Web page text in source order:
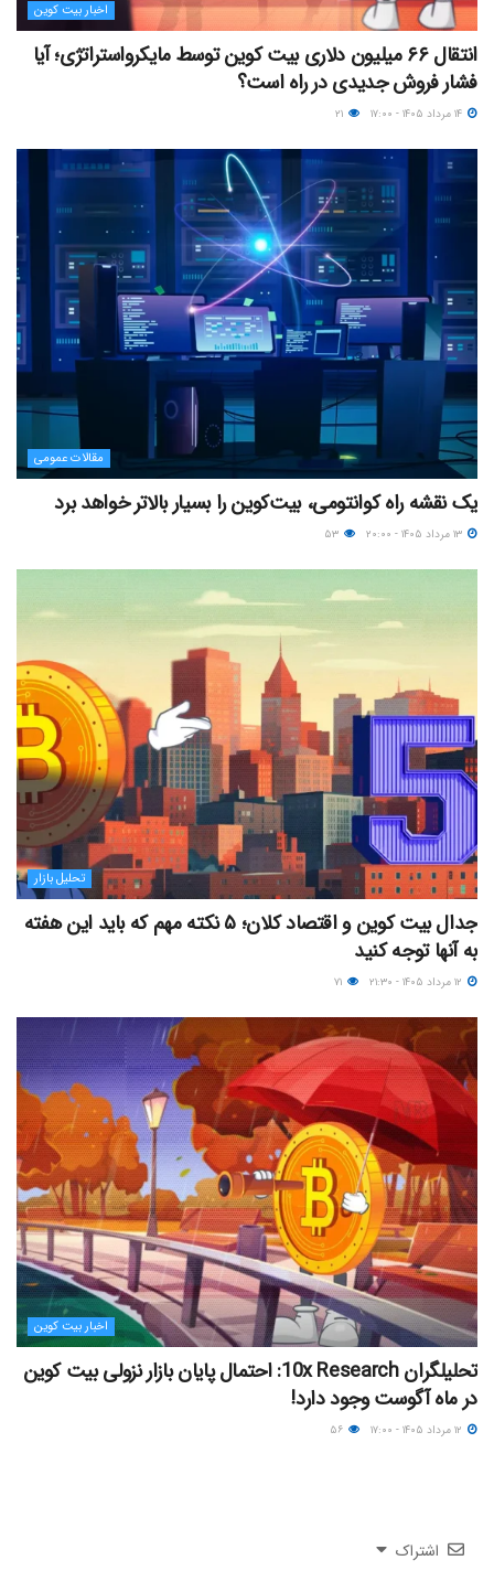
اخبار بیت کوین
انتقال ۶۶ میلیون دلاری بیت کوین توسط مایکرواستراتژی؛ آیا
فشار فروش جدیدی در راه است؟
مقالات عمومی
یک نقشه راه کوانتومی، بیت‌کوین را بسیار بالاتر خواهد برد
تحلیل بازار
جدال بیت کوین و اقتصاد کلان؛ ۵ نکته مهم که باید این هفته
به آنها توجه کنید
اخبار بیت کوین
تحلیلگران 10x Research: احتمال پایان بازار نزولی بیت کوین
در ماه آگوست وجود دارد!
اشتراک